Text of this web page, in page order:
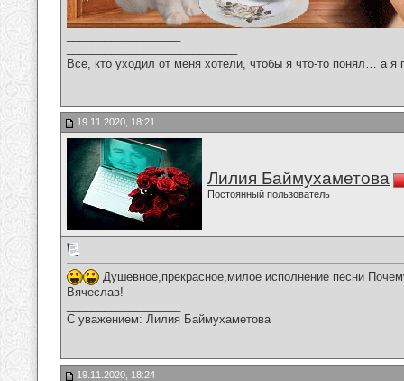
Все, кто уходил от меня хотели, чтобы я что-то понял… а
19.11.2020, 18:21
Лилия Баймухаметова
Постоянный пользователь
Душевное,прекрасное,милое исполнение песни
Вячеслав!
С уважением: Лилия Баймухаметова
19.11.2020, 18:24